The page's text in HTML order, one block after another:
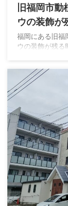
旧福岡市動
ウの装飾が
福岡にある旧福
ウの装飾が残る